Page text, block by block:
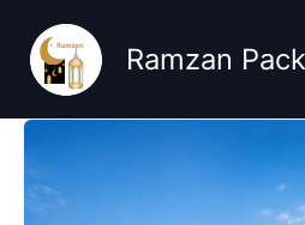
content
Ramzan